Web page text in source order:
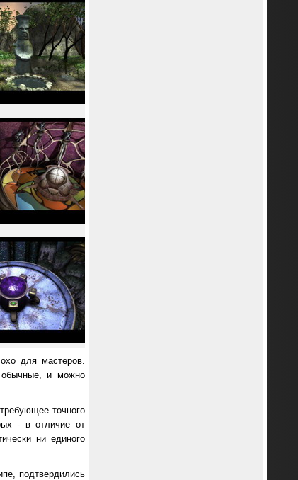
для мастеров.
и можно
точного
- в отличие от
ни единого
подтвердились